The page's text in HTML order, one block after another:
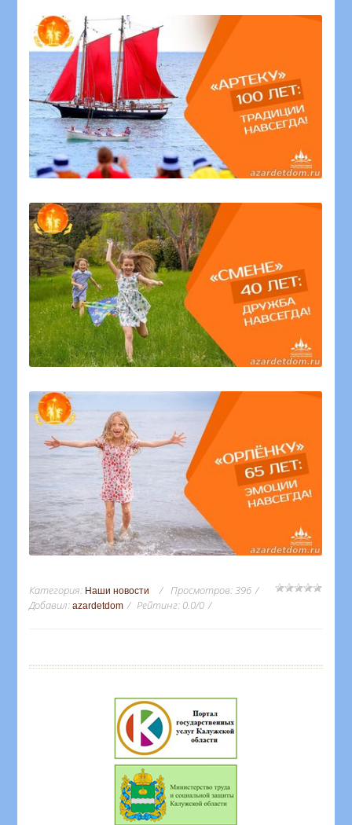
Категория: Наши новости Просмотров:396
Добавил: azardetdom Рейтинг: 0.0/0